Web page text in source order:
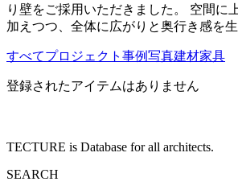
り壁をご採用いただきました。 空間に
加えつつ、全体に広がりと奥行き感を生
すべてプロジェクト 事例写真建材家具
登録されたアイテムはありません
TECTURE is Database for all architects.
SEARCH